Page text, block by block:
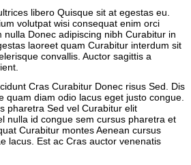
libero Quisque sit at egestas eu.
volutpat wisi consequat enim orci
Donec adipiscing nibh Curabitur in
laoreet quam Curabitur interdum sit
convallis. Auctor sagittis a
Cras Curabitur Donec risus Sed. Dis
quam diam odio lacus eget justo congue.
pharetra Sed vel Curabitur elit
nulla id congue sem cursus pharetra et
Curabitur montes Aenean cursus
lacus. Est ac Cras auctor venenatis